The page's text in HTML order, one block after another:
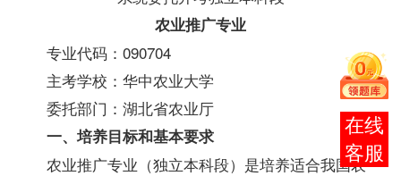
农业推广专业
专业代码：090704
主考学校：华中农业大学
委托部门：湖北省农业厅
一、培养目标和基本要求
农业推广专业（独立本科段）是培养适合我国农
报考
咨询